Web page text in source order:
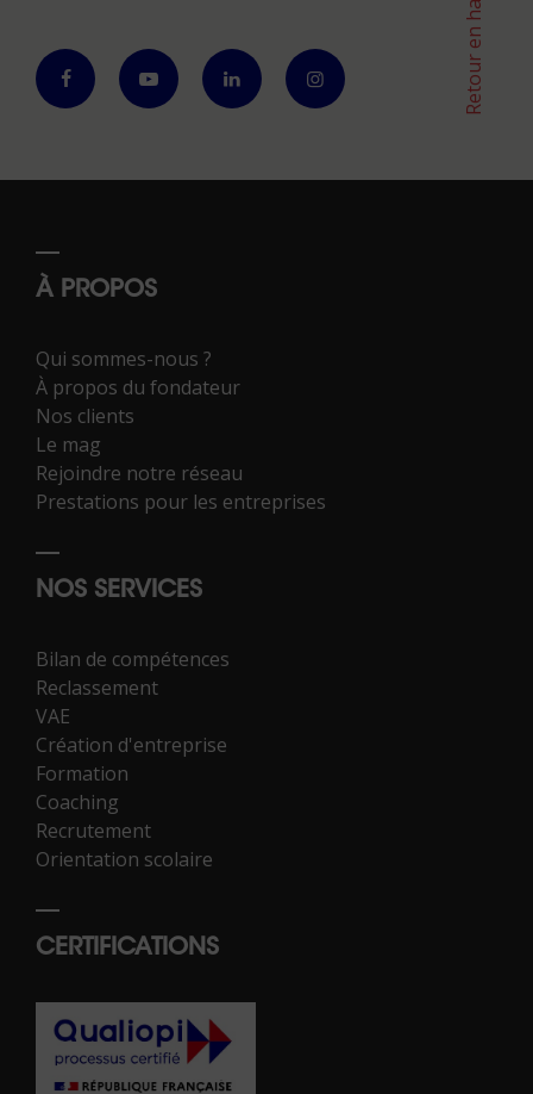
Retour en haut
À PROPOS
Qui sommes-nous ?
À propos du fondateur
Nos clients
Le mag
Rejoindre notre réseau
Prestations pour les entreprises
NOS SERVICES
Bilan de compétences
Reclassement
VAE
Création d'entreprise
Formation
Coaching
Recrutement
Orientation scolaire
CERTIFICATIONS